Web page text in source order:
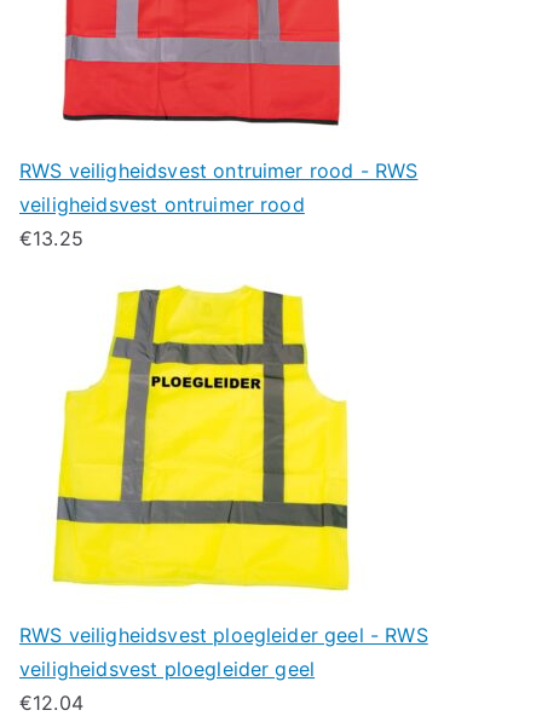
RWS veiligheidsvest ontruimer rood - RWS
veiligheidsvest ontruimer rood
€13.25
RWS veiligheidsvest ploegleider geel - RWS
veiligheidsvest ploegleider geel
€12.04